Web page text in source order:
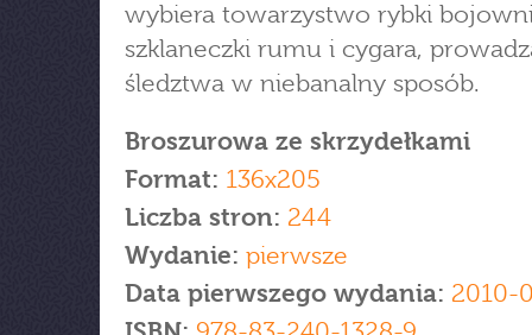
wybiera towarzystwo rybki
szklaneczki rumu i cygara,
śledztwa w niebanalny sposób.
Broszurowa ze skrzydełkami
Format: 136x205
Liczba stron: 244
Wydanie: pierwsze
Data pierwszego wydania: 2010-